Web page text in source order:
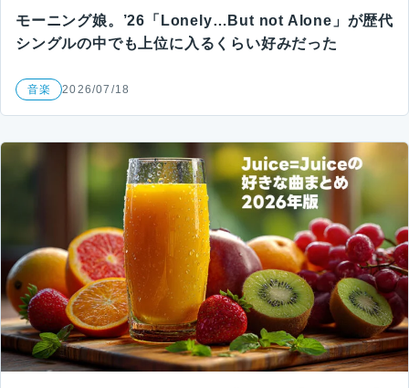
モーニング娘。’26「Lonely…But not Alone」が歴代
シングルの中でも上位に入るくらい好みだった
音楽 2026/07/18